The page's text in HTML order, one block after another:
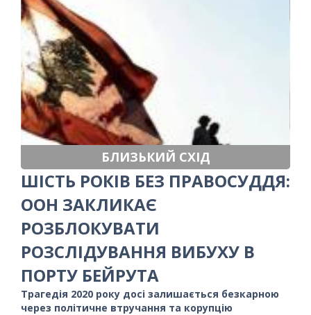
БЛИЗЬКИЙ СХІД
ШІСТЬ РОКІВ БЕЗ ПРАВОСУДДЯ:
ООН ЗАКЛИКАЄ
РОЗБЛОКУВАТИ
РОЗСЛІДУВАННЯ ВИБУХУ В
ПОРТУ БЕЙРУТА
Трагедія 2020 року досі залишається безкарною
через політичне втручання та корупцію